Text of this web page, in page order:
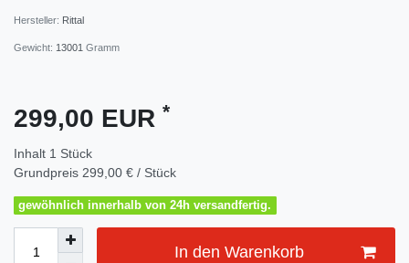
Hersteller: Rittal
Gewicht: 13001 Gramm
299,00 EUR *
Inhalt 1 Stück
Grundpreis 299,00 € / Stück
gewöhnlich innerhalb von 24h versandfertig.
In den Warenkorb